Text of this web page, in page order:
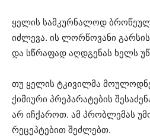
ყელის სამკურნალოდ
იძლევა. ის ლორწოვანი
და სწრაფად აღდგენას ხელს
თუ ყელის ტკივილმა
ქიმიური პრეპარატების
არ იჩქაროთ. ამ პრობლემას
რეცეპტებით შეძლებთ.